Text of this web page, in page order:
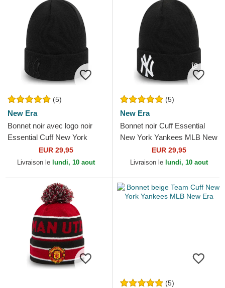
(5)
New Era
Bonnet noir avec logo noir
Essential Cuff New York
Yankees MLB New Era
EUR 29,95
Livraison le lundi, 10 aout
(5)
New Era
Bonnet noir Cuff Essential
New York Yankees MLB New
EUR 29,95
Livraison le lundi, 10 aout
(5)